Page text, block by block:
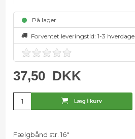
På lager
Forventet leveringstid:1-3 hverdage
37,50 DKK
Fælgbånd str. 16"